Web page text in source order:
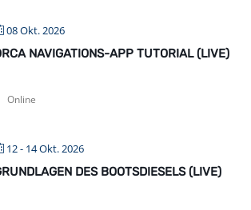
08 Okt. 2026
NAVIGATIONS-APP TUTORIAL (LIVE)
Online
12 - 14 Okt. 2026
DES BOOTSDIESELS (LIVE)